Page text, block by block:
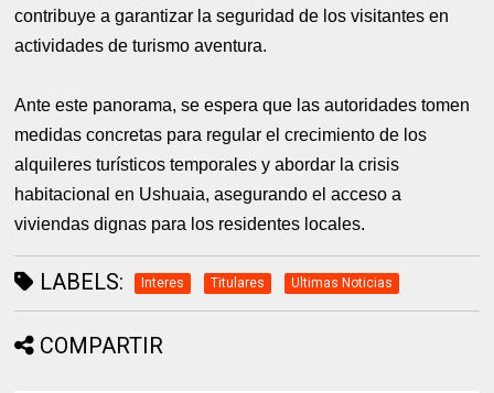
contribuye a garantizar la seguridad de los visitantes en
actividades de turismo aventura.
Ante este panorama, se espera que las autoridades tomen
medidas concretas para regular el crecimiento de los
alquileres turísticos temporales y abordar la crisis
habitacional en Ushuaia, asegurando el acceso a
viviendas dignas para los residentes locales.
LABELS: Interes Titulares Ultimas Noticias
COMPARTIR